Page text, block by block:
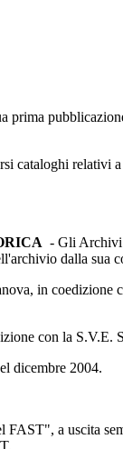
prima
cataloghi
- Gli Archivi
dalla sua
in
con la S.V.E.
dicembre 2004.
a uscita